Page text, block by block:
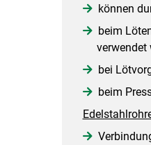
können
beim
verwendet
bei
beim